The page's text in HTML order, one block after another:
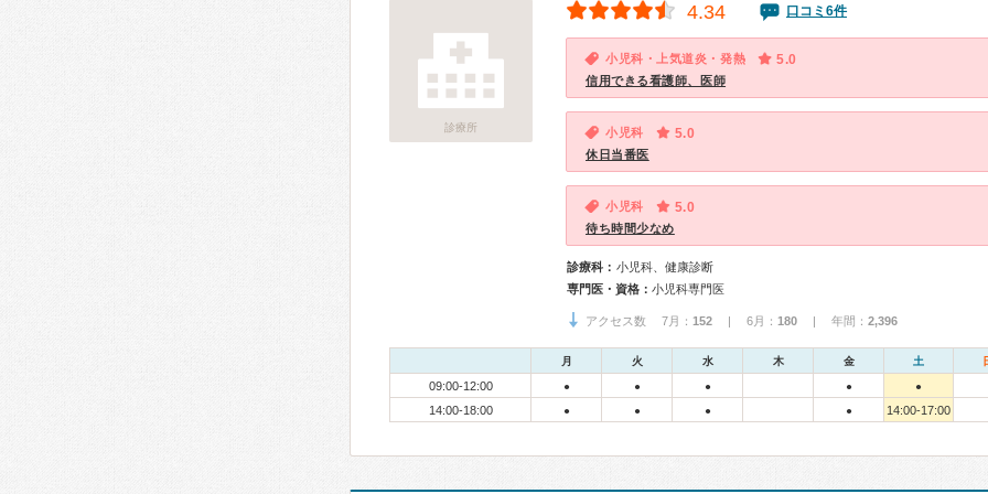
診療所
4.34 口コミ6件
小児科・上気道炎・発熱 5.0
信用できる看護師、医師
小児科 5.0
休日当番医
小児科 5.0
待ち時間少なめ
診療科： 小児科、健康診断
専門医・資格： 小児科専門医
アクセス数 7月： 152 | 6月： 180 | 年間： 2,396
月 火 水 木 金 土
09:00-12:00 ● ● ● ● ●
14:00-18:00 ● ● ● ● 14:00-17:00